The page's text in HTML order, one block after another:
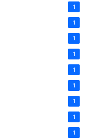
1
1
1
1
1
1
1
1
1